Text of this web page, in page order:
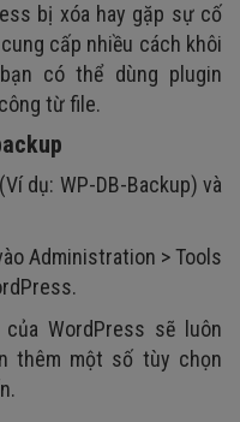
bị xóa hay gặp sự cố
cấp nhiều cách khôi
có thể dùng plugin
từ file.
dụ: WP-DB-Backup) và
Administration > Tools
WordPress sẽ luôn
thêm một số tùy chọn